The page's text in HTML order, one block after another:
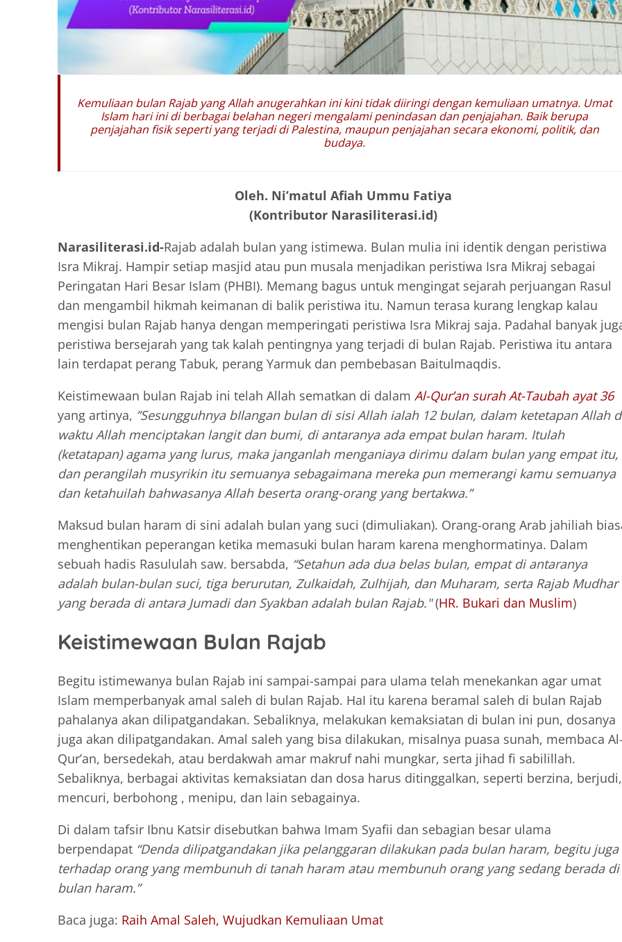
Kemuliaan bulan Rajab yang Allah anugerahkan ini kini tidak diiringi dengan kemuliaan umatnya. Umat
Islam hari ini di berbagai belahan negeri mengalami penindasan dan penjajahan. Baik berupa
penjajahan fisik seperti yang terjadi di Palestina, maupun penjajahan secara ekonomi, politik, dan
budaya.
Oleh. Ni’matul Afiah Ummu Fatiya
(Kontributor Narasiliterasi.id)
Narasiliterasi.id-Rajab adalah bulan yang istimewa. Bulan mulia ini identik dengan peristiwa
Isra Mikraj. Hampir setiap masjid atau pun musala menjadikan peristiwa Isra Mikraj sebagai
Peringatan Hari Besar Islam (PHBI). Memang bagus untuk mengingat sejarah perjuangan Rasul
dan mengambil hikmah keimanan di balik peristiwa itu. Namun terasa kurang lengkap kalau
mengisi bulan Rajab hanya dengan memperingati peristiwa Isra Mikraj saja. Padahal banyak
peristiwa bersejarah yang tak kalah pentingnya yang terjadi di bulan Rajab. Peristiwa itu antara
lain terdapat perang Tabuk, perang Yarmuk dan pembebasan Baitulmaqdis.
Keistimewaan bulan Rajab ini telah Allah sematkan di dalam Al-Qur’an surah At-Taubah ayat 36
yang artinya, ”Sesungguhnya bIlangan bulan di sisi Allah ialah 12 bulan, dalam ketetapan Allah
waktu Allah menciptakan langit dan bumi, di antaranya ada empat bulan haram. Itulah
(ketatapan) agama yang lurus, maka janganlah menganiaya dirimu dalam bulan yang empat itu,
dan perangilah musyrikin itu semuanya sebagaimana mereka pun memerangi kamu semuanya
dan ketahuilah bahwasanya Allah beserta orang-orang yang bertakwa.”
Maksud bulan haram di sini adalah bulan yang suci (dimuliakan). Orang-orang Arab jahiliah
menghentikan peperangan ketika memasuki bulan haram karena menghormatinya. Dalam
sebuah hadis Rasululah saw. bersabda, “Setahun ada dua belas bulan, empat di antaranya
adalah bulan-bulan suci, tiga berurutan, Zulkaidah, Zulhijah, dan Muharam, serta Rajab Mudhar
yang berada di antara Jumadi dan Syakban adalah bulan Rajab."(HR. Bukari dan Muslim)
Keistimewaan Bulan Rajab
Begitu istimewanya bulan Rajab ini sampai-sampai para ulama telah menekankan agar umat
Islam memperbanyak amal saleh di bulan Rajab. HaI itu karena beramal saleh di bulan Rajab
pahalanya akan dilipatgandakan. Sebaliknya, melakukan kemaksiatan di bulan ini pun, dosanya
juga akan dilipatgandakan. Amal saleh yang bisa dilakukan, misalnya puasa sunah, membaca
Qur’an, bersedekah, atau berdakwah amar makruf nahi mungkar, serta jihad fi sabilillah.
Sebaliknya, berbagai aktivitas kemaksiatan dan dosa harus ditinggalkan, seperti berzina, berjudi,
mencuri, berbohong , menipu, dan lain sebagainya.
Di dalam tafsir Ibnu Katsir disebutkan bahwa Imam Syafii dan sebagian besar ulama
berpendapat “Denda dilipatgandakan jika pelanggaran dilakukan pada bulan haram, begitu juga
terhadap orang yang membunuh di tanah haram atau membunuh orang yang sedang berada di
bulan haram.”
Baca juga: Raih Amal Saleh, Wujudkan Kemuliaan Umat